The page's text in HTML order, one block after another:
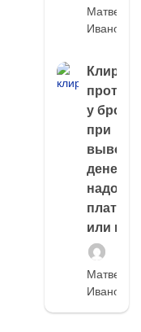
Матвей
Иванов
Клиринг
у
при
выводе
денег,
надо
платить
или
Матвей
Иванов